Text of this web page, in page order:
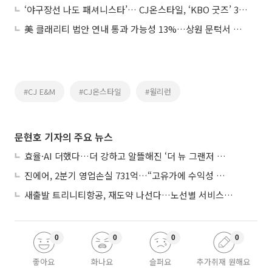
‘야구장선 나도 패셔니스타’… CJ온스타일, ‘KBO 굿즈’ 3만5000개 돌파
美 클래리티 법안 연내 통과 가능성 13%…상원 문턱서 제동
#CJ E&M #CJ온스타일 #윌리런
문현호 기자의 주요 뉴스
효율·AI 더했다…더 강하고 알뜰해진 ‘더 뉴 그랜저 하이브리드’
진에어, 2분기 영업손실 731억…“고유가에 수익성 악화”
새출발 트리니티항공, 재도약 나선다…노선별 서비스 차별화
좋아요
0
화나요
0
슬퍼요
0
추가취재 원해요
0